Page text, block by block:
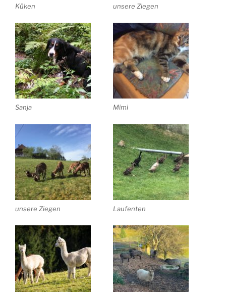
Küken unsere Ziegen
Sanja Mimi
unsere Ziegen Laufenten